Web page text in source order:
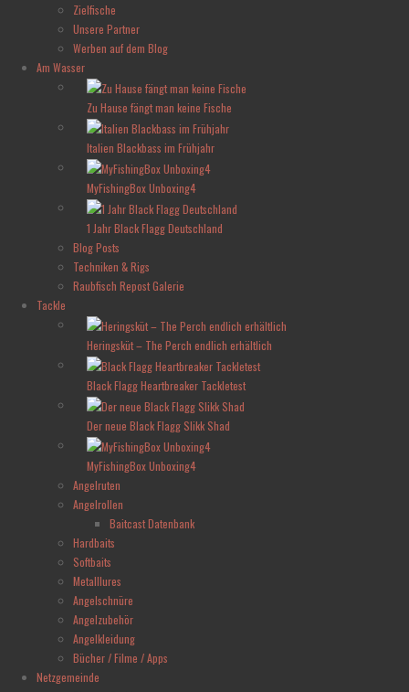
Zielfische
Unsere Partner
Werben auf dem Blog
Am Wasser
Zu Hause fängt man keine Fische
Italien Blackbass im Frühjahr
MyFishingBox Unboxing4
1 Jahr Black Flagg Deutschland
Blog Posts
Techniken & Rigs
Raubfisch Repost Galerie
Tackle
Heringsküt – The Perch endlich erhältlich
Black Flagg Heartbreaker Tackletest
Der neue Black Flagg Slikk Shad
MyFishingBox Unboxing4
Angelruten
Angelrollen
Baitcast Datenbank
Hardbaits
Softbaits
Metalllures
Angelschnüre
Angelzubehör
Angelkleidung
Bücher / Filme / Apps
Netzgemeinde